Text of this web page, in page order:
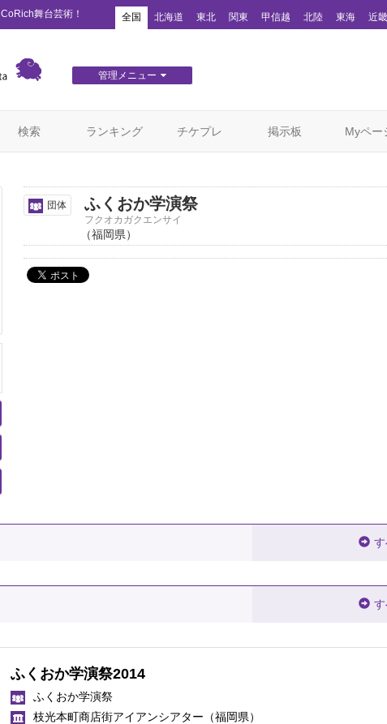
舞台芸術！ 全国 北海道 東北 関東 甲信越 北陸 東海 近畿
管理メニュー
検索 ランキング チケプレ 掲示板 Myペー
団体 ふくおか学演祭
フクオカガクエンサイ
（福岡県）
ふくおか学演祭2014
ふくおか学演祭
枝光本町商店街アイアンシアター （福岡県）